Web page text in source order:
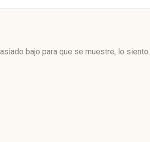
bajo para que se muestre, lo siento.